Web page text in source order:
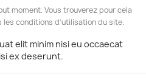
moment. Vous trouverez pour cela
conditions d'utilisation du site.
elit minim nisi eu occaecat
ex deserunt.